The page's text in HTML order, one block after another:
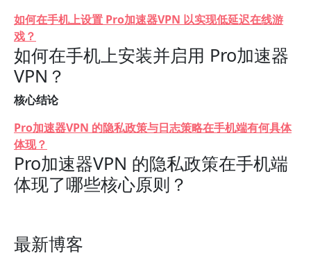
如何在手机上设置 Pro加速器VPN 以实现低延迟在线游
戏？
如何在手机上安装并启用 Pro加速器
VPN？
核心结论
Pro加速器VPN 的隐私政策与日志策略在手机端有何具体
体现？
Pro加速器VPN 的隐私政策在手机端
体现了哪些核心原则？
最新博客